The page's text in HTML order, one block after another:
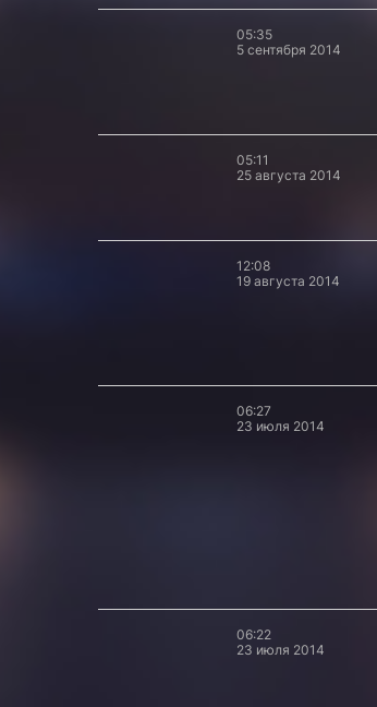
05:35
5 сентября 2014
05:11
25 августа 2014
12:08
19 августа 2014
06:27
23 июля 2014
06:22
23 июля 2014